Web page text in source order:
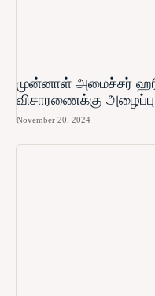
முன்னாள் அமைச்சர்
விசாரணைக்கு அழைப்பு
November 20, 2024